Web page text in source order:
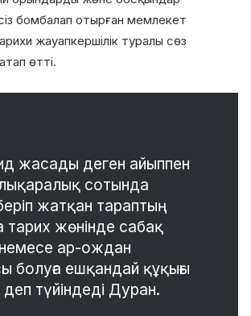
бомбалап отырған мемлекет
жауапкершілік туралы сөз
өтті.
жасады деген айыппен
сотында
жатқан тараптың
тарих жөнінде сабақ
ар-ождан
болуға ешқандай құқығы
түйіндеді Дуран.